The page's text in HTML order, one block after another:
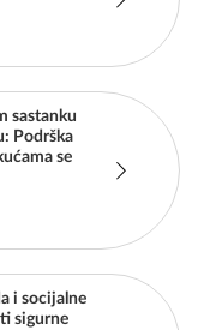
sastanku
Podrška
se
i socijalne
sigurne